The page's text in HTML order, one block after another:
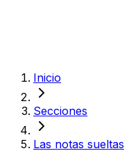
Inicio
Secciones
Las notas sueltas